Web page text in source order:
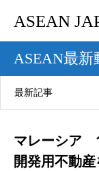
ASEAN
ASEAN最新
最新記事
マレーシア
開発用不動